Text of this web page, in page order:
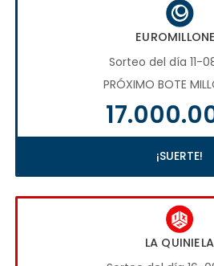
Sorteo del día 11-
PRÓXIMO BOTE
¡SUERTE!
LA QUINIELA